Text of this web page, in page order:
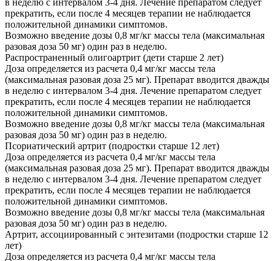
в неделю с интервалом 3-4 дня. Лечение препаратом следует
прекратить, если после 4 месяцев терапии не наблюдается
положительной динамики симптомов.
Возможно введение дозы 0,8 мг/кг массы тела (максимальная
разовая доза 50 мг) один раз в неделю.
Распространенный олигоартрит (дети старше 2 лет)
Доза определяется из расчета 0,4 мг/кг массы тела
(максимальная разовая доза 25 мг). Препарат вводится дважды
в неделю с интервалом 3-4 дня. Лечение препаратом следует
прекратить, если после 4 месяцев терапии не наблюдается
положительной динамики симптомов.
Возможно введение дозы 0,8 мг/кг массы тела (максимальная
разовая доза 50 мг) один раз в неделю.
Псориатический артрит (подростки старше 12 лет)
Доза определяется из расчета 0,4 мг/кг массы тела
(максимальная разовая доза 25 мг). Препарат вводится дважды
в неделю с интервалом 3-4 дня. Лечение препаратом следует
прекратить, если после 4 месяцев терапии не наблюдается
положительной динамики симптомов.
Возможно введение дозы 0,8 мг/кг массы тела (максимальная
разовая доза 50 мг) один раз в неделю.
Артрит, ассоциированный с энтезитами (подростки старше 12
лет)
Доза определяется из расчета 0,4 мг/кг массы тела